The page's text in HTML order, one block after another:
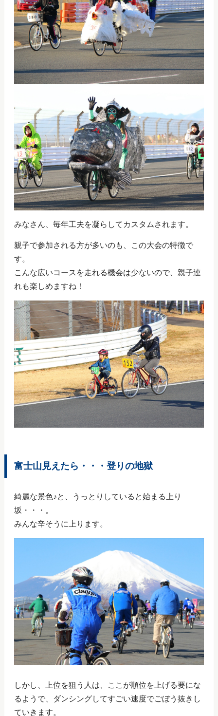
みなさん、毎年工夫を凝らしてカスタムされます。
親子で参加される方が多いのも、この大会の特徴で
す。
こんな広いコースを走れる機会は少ないので、親子連
れも楽しめますね！
富士山見えたら・・・登りの地獄
綺麗な景色♪と、うっとりしていると始まる上り
坂・・・。
みんな辛そうに上ります。
しかし、上位を狙う人は、ここが順位を上げる要にな
るようで、ダンシングしてすごい速度でごぼう抜きし
ていきます。